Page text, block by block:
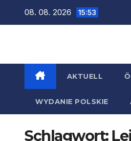
08. 08. 2026 15:53
AKTUELL
WYDANIE POLSKIE
Schlagwort: